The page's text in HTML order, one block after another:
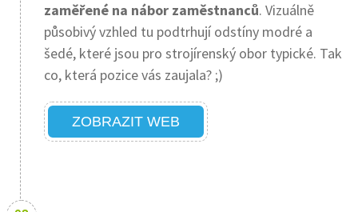
zaměřené na nábor zaměstnanců. Vizuálně
působivý vzhled tu podtrhují odstíny modré a
šedé, které jsou pro strojírenský obor typické. Tak
co, která pozice vás zaujala? ;)
ZOBRAZIT WEB